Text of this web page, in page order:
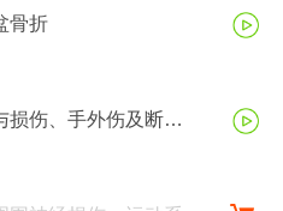
骨折
损伤、手外伤及断